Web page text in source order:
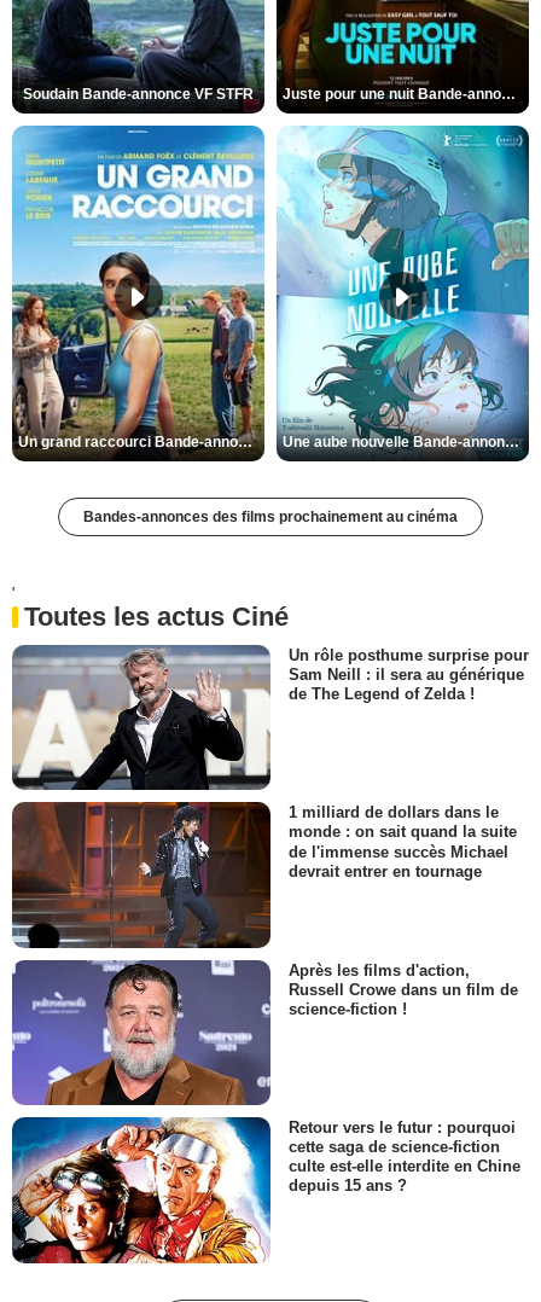
Soudain Bande-annonce VF STFR Juste pour une nuit Bande-annonce VO STFR
Un grand raccourci Bande-annonce VF Une aube nouvelle Bande-annonce VO STFR
Bandes-annonces des films prochainement au cinéma
'
Toutes les actus Ciné
Un rôle posthume surprise pour
Sam Neill : il sera au générique
de The Legend of Zelda !
1 milliard de dollars dans le
monde : on sait quand la suite
de l'immense succès Michael
devrait entrer en tournage
Après les films d'action,
Russell Crowe dans un film de
science-fiction !
Retour vers le futur : pourquoi
cette saga de science-fiction
culte est-elle interdite en Chine
depuis 15 ans ?